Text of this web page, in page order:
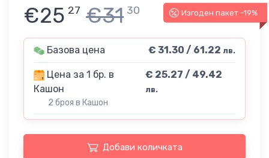
Изгоден пакет -19%
€25 27 €31 30
Базова цена € 31.30 / 61.22 лв.
Цена за 1 бр. в
Кашон
2 броя в Кашон
€ 25.27 / 49.42
лв.
Добави количката